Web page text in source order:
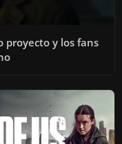
proyecto y los fans